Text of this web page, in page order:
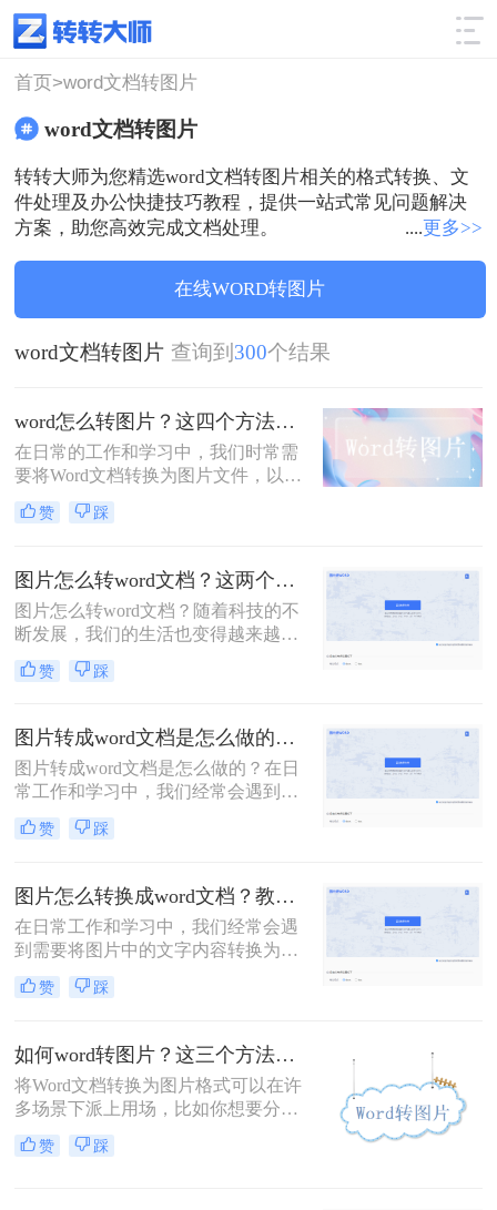
使用技巧 筛选
首页>word文档转图片
word文档转图片
转转大师为您精选word文档转图片相关的格式转换、文
件处理及办公快捷技巧教程，提供一站式常见问题解决
方案，助您高效完成文档处理。
....更多>>
在线WORD转图片
word文档转图片 查询到 300个结果
word怎么转图片？这四个方法你一定要知道！
在日常的工作和学习中，我们时常需
要将Word文档转换为图片文件，以便
于在社交媒体、网页或其他不支持直
接编辑Word文档的平台上进行分享或
将详细介绍几种将Word文档转换为图
片的方法，帮助您轻松实现文档与图
片之间的转换。
赞 踩
图片怎么转word文档？这两个办法三秒实现图片转文字
图片怎么转word文档？随着科技的不
断发展，我们的生活也变得越来越数
字化。在我们的日常生活中，我们经
常需要将图片转换成Word文档。然
件。
赞 踩
图片转成word文档是怎么做的？四种方法任你挑选！
图片转成word文档是怎么做的？在日
常工作和学习中，我们经常会遇到需
要将图片转换成Word文档的情况。在
现代社会，电子文档已经成为了人们
处理文档的过程中，我们常常需要将
图片转换成Word文档。无论是为了编
辑图片中的文字内容
赞 踩
图片怎么转换成word文档？教你3种简单方法！
在日常工作和学习中，我们经常会遇
到需要将图片中的文字内容转换为
Word文档的情况。这可能是因为图片
中的文字内容需要编辑、修改或进一
文档并不能实现文字内容的编辑，因
此我们需要将图片转换成可编辑的
Word文档。本文将详细介绍图片怎么
转换成word文档的几种方法，并给出
具体的操作步骤和注意事项。
赞 踩
如何word转图片？这三个方法能帮助大家!
将Word文档转换为图片格式可以在许
多场景下派上用场，比如你想要分享
一个没有Word应用程序的设备上的文
档内容，或者你想要将文档内容嵌入
赞 踩